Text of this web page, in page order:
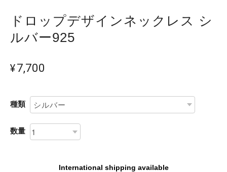
ドロップデザインネックレス シ
ルバー925
¥7,700
種類
数量
International shipping available